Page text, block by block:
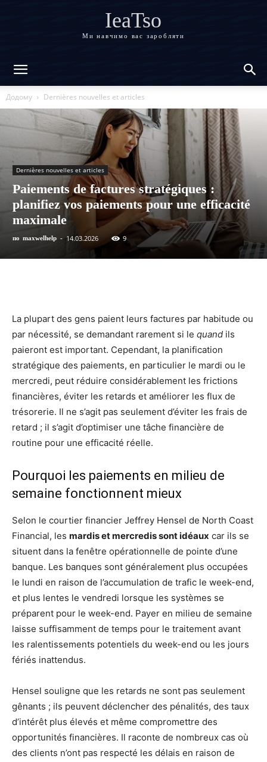
IeaTso
Ми навчимо вас заробляти
Додому Dernières nouvelles et articles
Dernières nouvelles et articles
Paiements de factures stratégiques :
planifiez vos paiements pour une efficacité
maximale
по maxwelhelp - 14.03.2026 9
La plupart des gens paient leurs factures par habitude ou
par nécessité, se demandant rarement si le quand ils
paieront est important. Cependant, la planification
stratégique des paiements, en particulier le mardi ou le
mercredi, peut réduire considérablement les frictions
financières, éviter les retards et améliorer les flux de
trésorerie. Il ne s’agit pas seulement d’éviter les frais de
retard ; il s’agit d’optimiser une tâche financière de
routine pour une efficacité réelle.
Pourquoi les paiements en milieu de
semaine fonctionnent mieux
Selon le courtier financier Jeffrey Hensel de North Coast
Financial, les mardis et mercredis sont idéaux car ils se
situent dans la fenêtre opérationnelle de pointe d’une
banque. Les banques sont généralement plus occupées
le lundi en raison de l’accumulation de trafic le week-end,
et plus lentes le vendredi lorsque les systèmes se
préparent pour le week-end. Payer en milieu de semaine
laisse suffisamment de temps pour le traitement avant
les ralentissements potentiels du week-end ou les jours
fériés inattendus.
Hensel souligne que les retards ne sont pas seulement
gênants ; ils peuvent déclencher des pénalités, des taux
d’intérêt plus élevés et même compromettre des
opportunités financières. Il raconte de nombreux cas où
des clients n’ont pas respecté les délais en raison de